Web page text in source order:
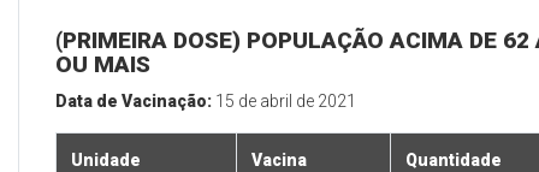
(PRIMEIRA DOSE) POPULAÇÃO ACIMA DE 62
OU MAIS
Data de Vacinação: 15 de abril de 2021
Unidade Vacina Quantidade